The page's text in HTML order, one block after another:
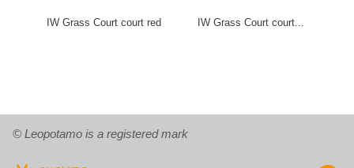
IW Grass Court court red IW Grass Court court...
© Leopotamo is a registered mark